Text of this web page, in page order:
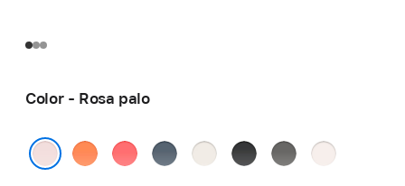
Color - Rosa palo
ClementinaGuayaba
Azul
BlancoNegroGris
Rosa